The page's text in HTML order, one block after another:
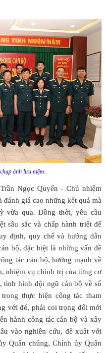
ảnh lưu niệm.
Ngọc Quyến - Chủ nhiệm
giá cao những kết quả mà
vừa qua. Đồng thời, yêu cầu
sâu sắc và chấp hành triệt để
định, quy chế và hướng dẫn
bộ, đặc biệt là những vấn đề
tác cán bộ, hướng mạnh về
nhiệm vụ chính trị của từng cơ
tình hình đội ngũ cán bộ về số
thực hiện công tác tham
với đó, phải coi trọng đổi mới
hành công tác cán bộ và xây
vào nghiên cứu, đề xuất với
Quân chủng, Chính ủy Quân